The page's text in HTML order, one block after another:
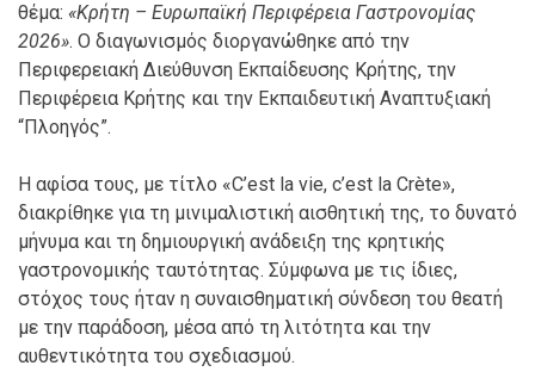
θέμα: «Κρήτη – Ευρωπαϊκή Περιφέρεια Γαστρονομίας
2026». Ο διαγωνισμός διοργανώθηκε από την
Περιφερειακή Διεύθυνση Εκπαίδευσης Κρήτης, την
Περιφέρεια Κρήτης και την Εκπαιδευτική Αναπτυξιακή
“Πλοηγός”.
Η αφίσα τους, με τίτλο «C’est la vie, c’est la Crète»,
διακρίθηκε για τη μινιμαλιστική αισθητική της, το δυνατό
μήνυμα και τη δημιουργική ανάδειξη της κρητικής
γαστρονομικής ταυτότητας. Σύμφωνα με τις ίδιες,
στόχος τους ήταν η συναισθηματική σύνδεση του θεατή
με την παράδοση, μέσα από τη λιτότητα και την
αυθεντικότητα του σχεδιασμού.